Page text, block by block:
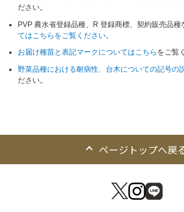
ださい。
PVP 農水省登録品種、R 登録商標、契約販売品種
てはこちらをご覧ください。
お届け種苗と表記マークについてはこちら をご覧
野菜品種における耐病性、台木についての記号の
ださい。
ページトップへ戻